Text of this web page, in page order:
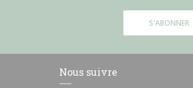
S'ABONNER
Nous suivre